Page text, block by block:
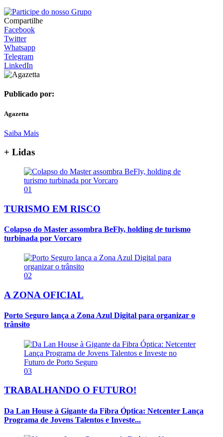
Compartilhe
Facebook
Twitter
Whatsapp
Telegram
LinkedIn
Publicado por:
Agazetta
Saiba Mais
+ Lidas
01
TURISMO EM RISCO
Colapso do Master assombra BeFly, holding de turismo
turbinada por Vorcaro
02
A ZONA OFICIAL
Porto Seguro lança a Zona Azul Digital para organizar o
trânsito
03
TRABALHANDO O FUTURO!
Da Lan House à Gigante da Fibra Óptica: Netcenter Lança
Programa de Jovens Talentos e Investe...